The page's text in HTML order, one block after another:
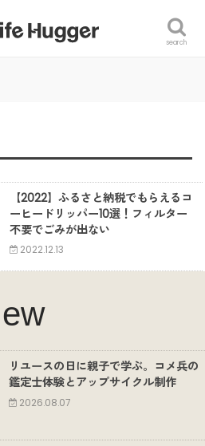
search
【2022】ふるさと納税でもらえるコ
ーヒードリッパー10選！フィルター
不要でごみが出ない
2022.12.13
リユースの日に親子で学ぶ。コメ兵の
鑑定士体験とアップサイクル制作
2026.08.07